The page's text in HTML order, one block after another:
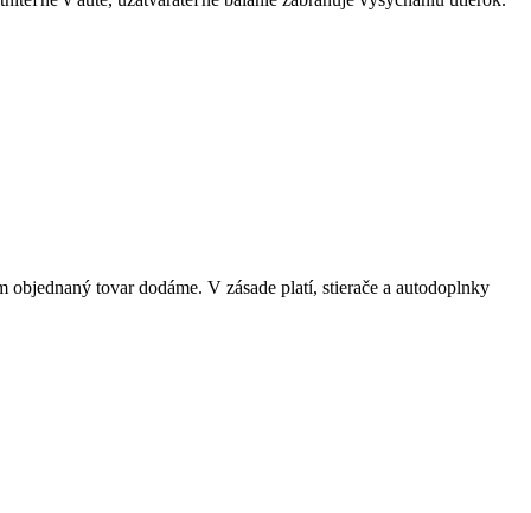
tovar dodáme. V zásade platí, stierače a autodoplnky